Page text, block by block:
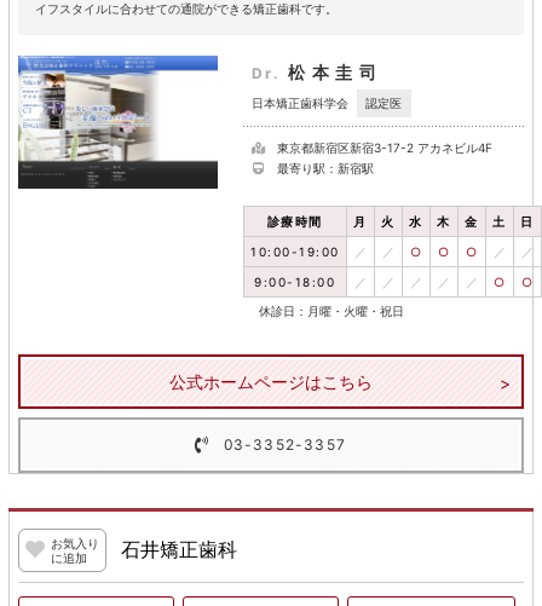
イフスタイルに合わせての通院ができる矯正歯科です。
Dr. 松本圭司
日本矯正歯科学会 認定医
東京都新宿区新宿3-17-2 アカネビル4F
最寄り駅：新宿駅
診療時間 月 火 水 木 金 土 日
10:00-19:00 ／ ／ ○ ○ ○ ／ ／
9:00-18:00 ／ ／ ／ ／ ／ ○ ○
休診日：月曜・火曜・祝日
公式ホームページはこちら
03-3352-3357
お気入り
に追加
石井矯正歯科